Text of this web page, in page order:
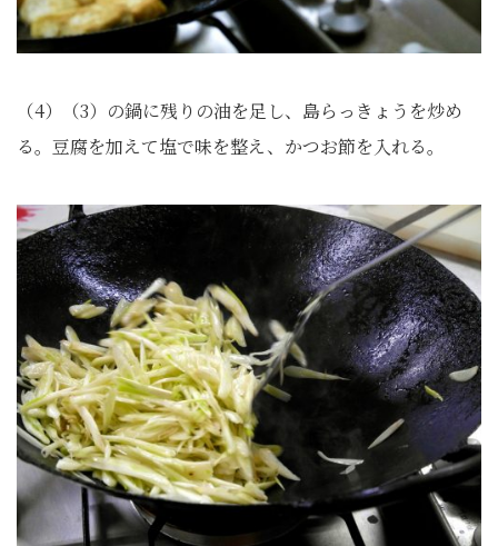
（4）（3）の鍋に残りの油を足し、島らっきょうを炒め
る。豆腐を加えて塩で味を整え、かつお節を入れる。